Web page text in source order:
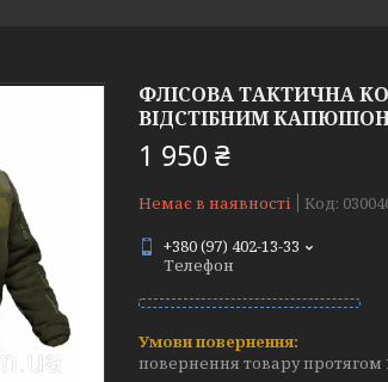
ФЛІСОВА ТАКТИЧНА
ВІДСТІБНИМ
1 950 ₴
Немає в наявності Код:
+380 (97) 402-13-33
Телефон
повернення товару протягом